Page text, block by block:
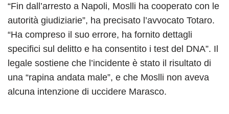
“Fin dall’arresto a Napoli, Moslli ha cooperato con le
autorità giudiziarie”, ha precisato l’avvocato Totaro.
“Ha compreso il suo errore, ha fornito dettagli
specifici sul delitto e ha consentito i test del DNA”. Il
legale sostiene che l’incidente è stato il risultato di
una “rapina andata male”, e che Moslli non aveva
alcuna intenzione di uccidere Marasco.